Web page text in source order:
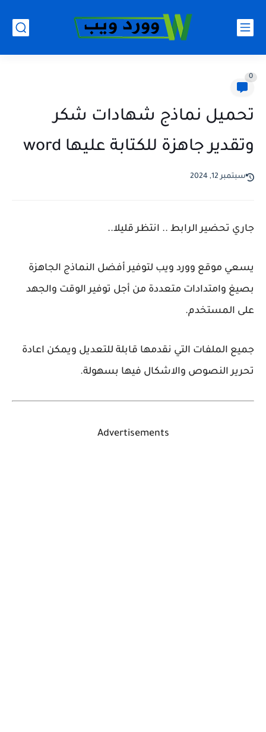
0
تحميل نماذج شهادات شكر
وتقدير جاهزة للكتابة عليها word
سبتمبر 12, 2024
جاري تحضير الرابط .. انتظر قليلا..
يسعي موقع وورد ويب لتوفير أفضل النماذج الجاهزة
بصيغ وامتدادات متعددة من أجل توفير الوقت والجهد
على المستخدم.
جميع الملفات التي نقدمها قابلة للتعديل ويمكن اعادة
تحرير النصوص والاشكال فيها بسهولة.
Advertisements